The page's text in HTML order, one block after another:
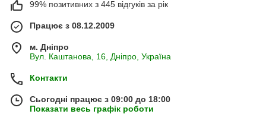
99% позитивних з 445 відгуків за рік
Працює з 08.12.2009
м. Дніпро
Вул. Каштанова, 16, Дніпро, Україна
Контакти
Сьогодні працює з 09:00 до 18:00
Показати весь графік роботи